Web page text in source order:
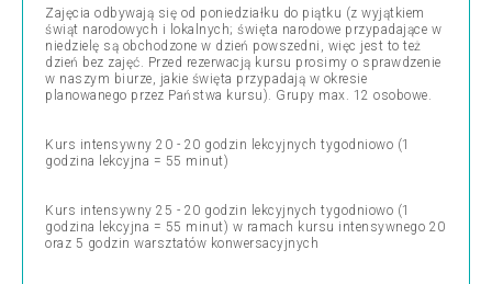
Zajęcia odbywają się od poniedziałku do piątku (z wyjątkiem
świąt narodowych i lokalnych; święta narodowe przypadające w
niedzielę są obchodzone w dzień powszedni, więc jest to też
dzień bez zajęć. Przed rezerwacją kursu prosimy o sprawdzenie
w naszym biurze, jakie święta przypadają w okresie
planowanego przez Państwa kursu). Grupy max. 12 osobowe.
Kurs intensywny 20 - 20 godzin lekcyjnych tygodniowo (1
godzina lekcyjna = 55 minut)
Kurs intensywny 25 - 20 godzin lekcyjnych tygodniowo (1
godzina lekcyjna = 55 minut) w ramach kursu intensywnego 20
oraz 5 godzin warsztatów konwersacyjnych